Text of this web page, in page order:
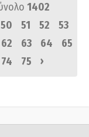
1402
50 51 52
53
62 63 64
65
74 75 ›